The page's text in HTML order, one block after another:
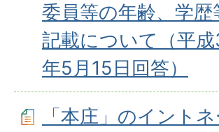
委員等の年齢、学歴
記載について（平
年5月15日回答）
「本庄」のイント